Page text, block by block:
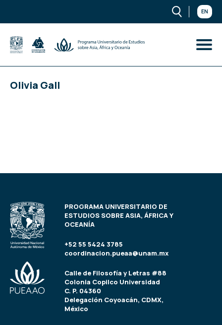
EN
Olivia Gall
PROGRAMA UNIVERSITARIO DE
ESTUDIOS SOBRE ASIA, ÁFRICA Y
OCEANÍA
+52 55 5424 3785
coordinacion.pueaa@unam.mx
Calle de Filosofía y Letras #88
Colonia Copilco Universidad
C. P. 04360
Delegación Coyoacán, CDMX,
México